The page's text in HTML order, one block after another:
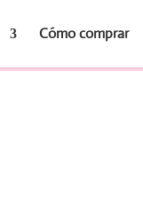
Cómo comprar